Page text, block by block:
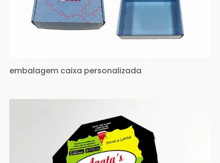
embalagem caixa personalizada